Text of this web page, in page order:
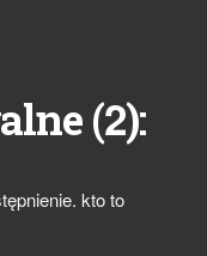
(2):
kto to